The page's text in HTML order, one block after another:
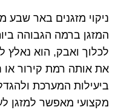
ניקוי מזגנים באר שבע
המזגן ברמה הגבוהה
לכלוך ואבק, הוא נאלץ
את אותה רמת קירור או
ביעילות המערכת
מקצועי מאפשר למזגן